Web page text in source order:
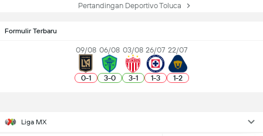
Pertandingan Deportivo Toluca
Formulir Terbaru
09/08
0-1
06/08
3-0
03/08
3-1
26/07
1-3
22/07
1-2
Liga MX